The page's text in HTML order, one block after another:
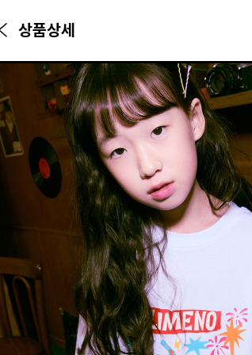
상품상세
메노영스터 EY
·반팔티카테고리에서 만나볼 수 있는 상품으로,